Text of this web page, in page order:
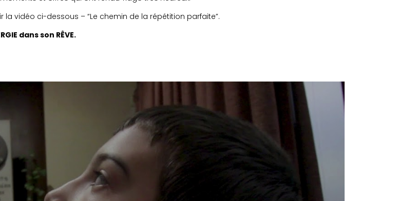
vidéo ci-dessous – “Le chemin de la répétition parfaite”.
dans son RÊVE.